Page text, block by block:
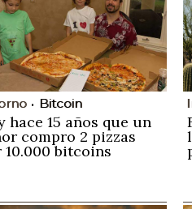
Bitcoin
hace 15 años que un
compro 2 pizzas
10.000 bitcoins